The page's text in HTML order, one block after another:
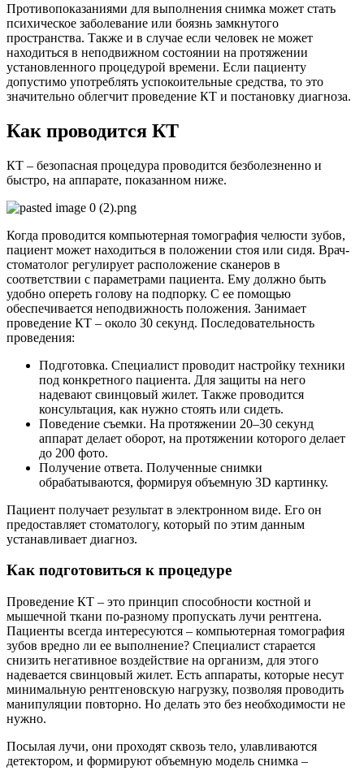
Противопоказаниями для выполнения снимка может стать
психическое заболевание или боязнь замкнутого
пространства. Также и в случае если человек не может
находиться в неподвижном состоянии на протяжении
установленного процедурой времени. Если пациенту
допустимо употреблять успокоительные средства, то это
значительно облегчит проведение КТ и постановку диагноза.
Как проводится КТ
КТ – безопасная процедура проводится безболезненно и
быстро, на аппарате, показанном ниже.
Когда проводится компьютерная томография челюсти зубов,
пациент может находиться в положении стоя или сидя. Врач-
стоматолог регулирует расположение сканеров в
соответствии с параметрами пациента. Ему должно быть
удобно опереть голову на подпорку. С ее помощью
обеспечивается неподвижность положения. Занимает
проведение КТ – около 30 секунд. Последовательность
проведения:
Подготовка. Специалист проводит настройку техники
под конкретного пациента. Для защиты на него
надевают свинцовый жилет. Также проводится
консультация, как нужно стоять или сидеть.
Поведение съемки. На протяжении 20–30 секунд
аппарат делает оборот, на протяжении которого делает
до 200 фото.
Получение ответа. Полученные снимки
обрабатываются, формируя объемную 3D картинку.
Пациент получает результат в электронном виде. Его он
предоставляет стоматологу, который по этим данным
устанавливает диагноз.
Как подготовиться к процедуре
Проведение КТ – это принцип способности костной и
мышечной ткани по-разному пропускать лучи рентгена.
Пациенты всегда интересуются – компьютерная томография
зубов вредно ли ее выполнение? Специалист старается
снизить негативное воздействие на организм, для этого
надевается свинцовый жилет. Есть аппараты, которые несут
минимальную рентгеновскую нагрузку, позволяя проводить
манипуляции повторно. Но делать это без необходимости не
нужно.
Посылая лучи, они проходят сквозь тело, улавливаются
детектором, и формируют объемную модель снимка –